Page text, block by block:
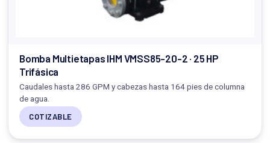
Bomba Multietapas IHM VMSS85-20-2 · 25 HP
Trifásica
Caudales hasta 286 GPM y cabezas hasta 164 pies de columna
de agua.
COTIZABLE